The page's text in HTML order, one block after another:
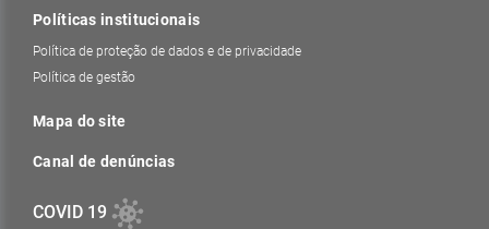
Políticas institucionais
Política de proteção de dados e de privacidade
Política de gestão
Mapa do site
Canal de denúncias
COVID 19